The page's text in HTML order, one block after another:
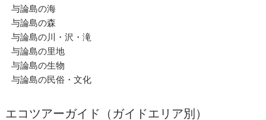
与論島の海
与論島の森
与論島の川・沢・滝
与論島の里地
与論島の生物
与論島の民俗・文化
エコツアーガイド（ガイドエリア別）